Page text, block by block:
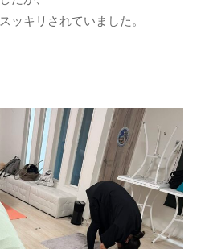
ッキリされていました。